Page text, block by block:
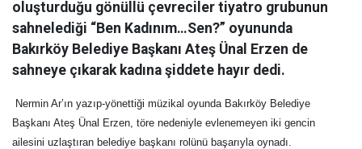
oluşturduğu gönüllü çevreciler tiyatro grubunun
sahnelediği “Ben Kadınım…Sen?” oyununda
Bakırköy Belediye Başkanı Ateş Ünal Erzen de
sahneye çıkarak kadına şiddete hayır dedi.
Nermin Ar’ın yazıp-yönettiği müzikal oyunda Bakırköy Belediye
Başkanı Ateş Ünal Erzen, töre nedeniyle evlenemeyen iki gencin
ailesini uzlaştıran belediye başkanı rolünü başarıyla oynadı.